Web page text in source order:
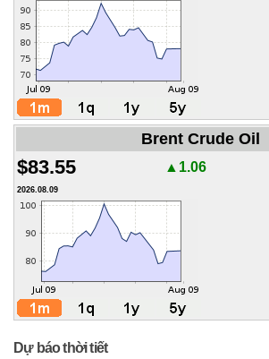
Brent Crude Oil
$83.55 ▲1.06
2026.08.09
Dự báo thời tiết